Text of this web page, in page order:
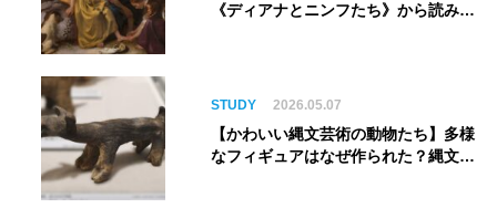
《ディアナとニンフたち》から読み解
STUDY 2026.05.07
【かわいい縄文芸術の動物たち】多様
なフィギュアはなぜ作られた？縄文人